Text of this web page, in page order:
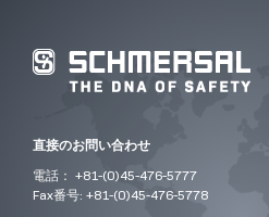
直接のお問い合わせ
電話： +81-(0)45-476-5777
Fax番号: +81-(0)45-476-5778